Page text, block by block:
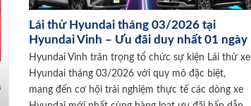
Lái thử Hyundai tháng 03/2026 tại
Hyundai Vinh – Ưu đãi duy nhất 01 ngày
Hyundai Vinh trân trọng tổ chức sự kiện Lái thử xe
Hyundai tháng 03/2026 với quy mô đặc biệt,
mang đến cơ hội trải nghiệm thực tế các dòng xe